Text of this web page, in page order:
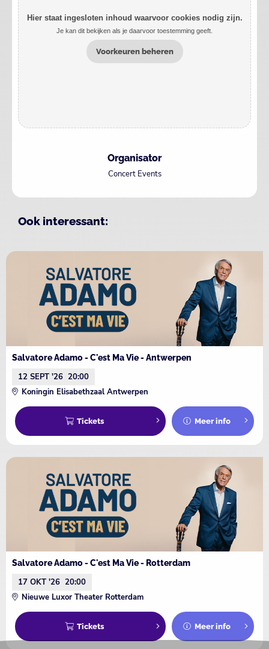
Hier staat ingesloten inhoud waarvoor cookies nodig zijn.
Je kan dit bekijken als je daarvoor toestemming geeft.
Voorkeuren beheren
Organisator
Concert Events
Ook interessant:
Salvatore Adamo - C'est Ma Vie - Antwerpen
12 SEPT '26 20:00
Koningin Elisabethzaal Antwerpen
Tickets Meer info
Salvatore Adamo - C'est Ma Vie - Rotterdam
17 OKT '26 20:00
Nieuwe Luxor Theater Rotterdam
Tickets Meer info